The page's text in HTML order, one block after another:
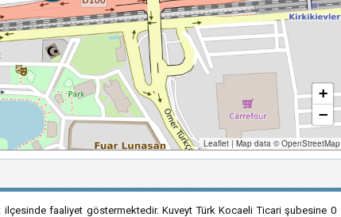
+
−
Leaflet | Map data ©OpenStreetMap
faaliyet göstermektedir. Kuveyt Türk Kocaeli Ticari şubesine 0